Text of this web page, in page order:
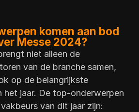
komen aan bod
Messe 2024?
niet alleen de
van de branche samen,
op de belangrijkste
het jaar. De top-onderwerpen
van dit jaar zijn: